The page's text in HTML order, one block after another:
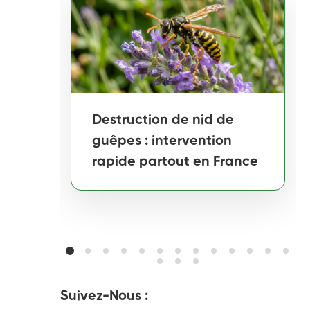
Destruction de nid de
guêpes : intervention
rapide partout en France
Suivez-Nous :